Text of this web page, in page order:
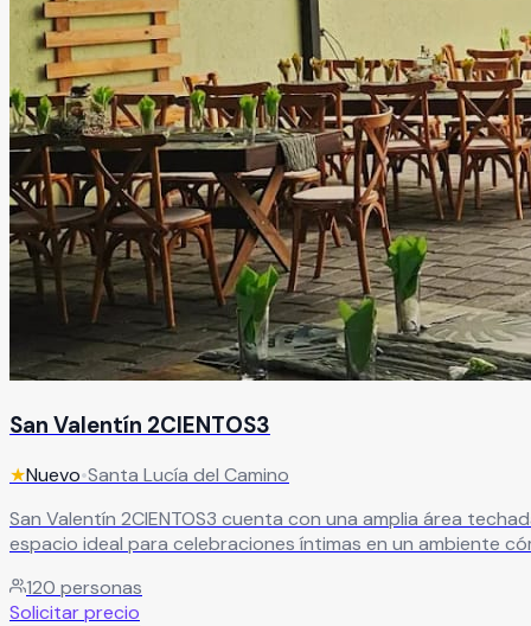
San Valentín 2CIENTOS3
★Nuevo•Santa Lucía del Camino
San Valentín 2CIENTOS3 cuenta con una amplia área techada que puedes
espacio ideal para celebraciones íntimas en un ambiente
120 personas
Solicitar precio